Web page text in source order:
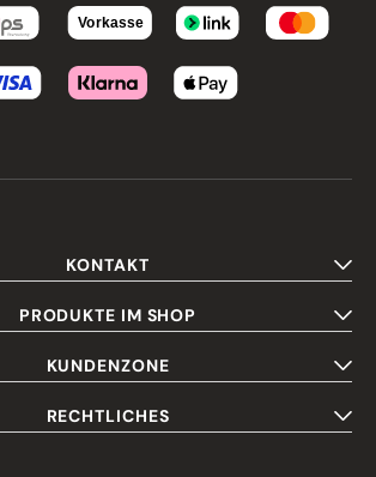
KONTAKT
PRODUKTE IM SHOP
KUNDENZONE
RECHTLICHES